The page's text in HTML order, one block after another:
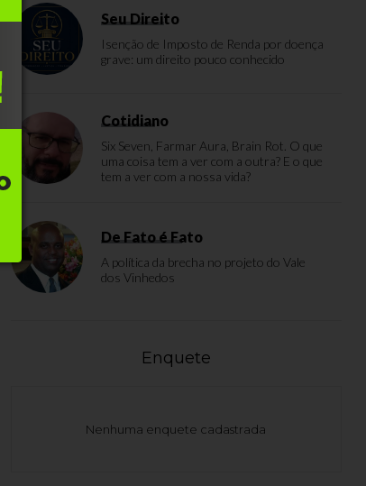
Seu Direito
Isenção de Imposto de Renda por doença
grave: um direito pouco conhecido
Cotidiano
Six Seven, Farmar Aura, Brain Rot. O que
uma coisa tem a ver com a outra? E o que
tem a ver com a nossa vida?
De Fato é Fato
A política da brecha no projeto do Vale
dos Vinhedos
Enquete
Nenhuma enquete cadastrada